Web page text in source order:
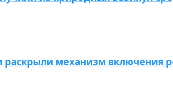
механизм включения